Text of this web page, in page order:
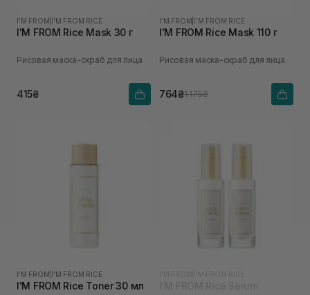
I'M FROM I'M FROM RICE
I'M FROM Rice Mask 30 г
Рисовая маска-скраб для лица
415₴
I'M FROM I'M FROM RICE
I'M FROM Rice Mask 110 г
Рисовая маска-скраб для лица
764₴1 175₴
I'M FROM I'M FROM RICE
I'M FROM Rice Toner 30 мл